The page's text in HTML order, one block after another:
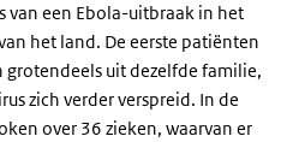
van een Ebola-uitbraak in het
het land. De eerste patiënten
uit dezelfde familie,
zich verder verspreid. In de
over 36 zieken, waarvan er